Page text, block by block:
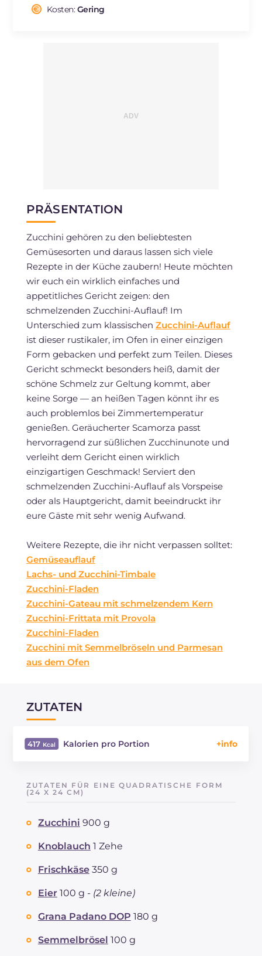
Cholesterin
Kosten:Gering
PRÄSENTATION
Zucchini gehören zu den beliebtesten
Gemüsesorten und daraus lassen sich viele
Rezepte in der Küche zaubern! Heute möchten
wir euch ein wirklich einfaches und
appetitliches Gericht zeigen: den
schmelzenden Zucchini-Auflauf! Im
Unterschied zum klassischen Zucchini-Auflauf
ist dieser rustikaler, im Ofen in einer einzigen
Form gebacken und perfekt zum Teilen. Dieses
Gericht schmeckt besonders heiß, damit der
schöne Schmelz zur Geltung kommt, aber
keine Sorge — an heißen Tagen könnt ihr es
auch problemlos bei Zimmertemperatur
genießen. Geräucherter Scamorza passt
hervorragend zur süßlichen Zucchinunote und
verleiht dem Gericht einen wirklich
einzigartigen Geschmack! Serviert den
schmelzenden Zucchini-Auflauf als Vorspeise
oder als Hauptgericht, damit beeindruckt ihr
eure Gäste mit sehr wenig Aufwand.
Weitere Rezepte, die ihr nicht verpassen solltet:
Gemüseauflauf
Lachs- und Zucchini-Timbale
Zucchini-Fladen
Zucchini-Gateau mit schmelzendem Kern
Zucchini-Frittata mit Provola
Zucchini-Fladen
Zucchini mit Semmelbröseln und Parmesan
aus dem Ofen
ZUTATEN
417 Kalorien pro Portion
davon Zucker
Fette
Ballaststoffe
Cholesterin
ZUTATEN FÜR EINE QUADRATISCHE FORM
(24 X 24 CM)
Zucchini 900 g
Knoblauch 1 Zehe
Frischkäse 350 g
Eier 100 g - (2 kleine)
Grana Padano DOP 180 g
Semmelbrösel 100 g